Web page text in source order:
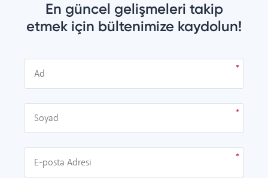
En güncel gelişmeleri takip
etmek için bültenimize kaydolun!